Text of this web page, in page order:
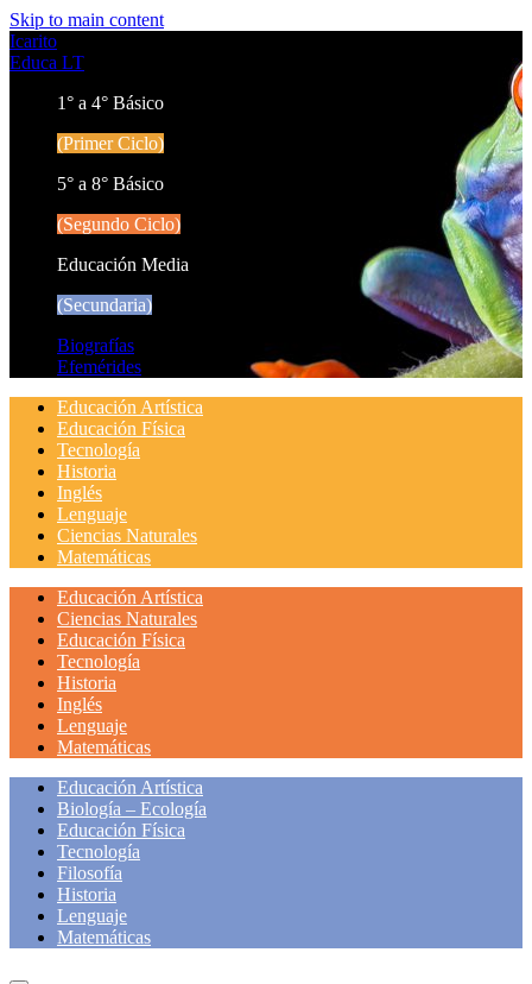
Skip to main content
Icarito
Educa LT
1° a 4° Básico
(Primer Ciclo)
5° a 8° Básico
(Segundo Ciclo)
Educación Media
(Secundaria)
Biografías
Efemérides
Educación Artística
Educación Física
Tecnología
Historia
Inglés
Lenguaje
Ciencias Naturales
Matemáticas
Educación Artística
Ciencias Naturales
Educación Física
Tecnología
Historia
Inglés
Lenguaje
Matemáticas
Educación Artística
Biología – Ecología
Educación Física
Tecnología
Filosofía
Historia
Lenguaje
Matemáticas